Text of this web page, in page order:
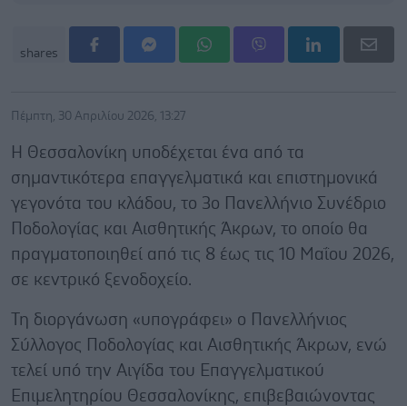
shares
Πέμπτη, 30 Απριλίου 2026, 13:27
Η Θεσσαλονίκη υποδέχεται ένα από τα
σημαντικότερα επαγγελματικά και επιστημονικά
γεγονότα του κλάδου, το 3ο Πανελλήνιο Συνέδριο
Ποδολογίας και Αισθητικής Άκρων, το οποίο θα
πραγματοποιηθεί από τις 8 έως τις 10 Μαΐου 2026,
σε κεντρικό ξενοδοχείο.
Τη διοργάνωση «υπογράφει» ο Πανελλήνιος
Σύλλογος Ποδολογίας και Αισθητικής Άκρων, ενώ
τελεί υπό την Αιγίδα του Επαγγελματικού
Επιμελητηρίου Θεσσαλονίκης, επιβεβαιώνοντας